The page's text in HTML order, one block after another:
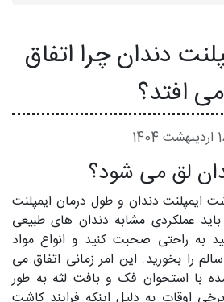
دندان چرا اتفاق
می افتد؟
لق می شود؟
ایمپلنت دندان و طول درمان ایمپلنت
عملکردی مشابه دندان های طبیعی
به راحتی صحبت کنید و انواع مواد
را بخورید. این امر زمانی اتفاق می
با استخوان فک و بافت لثه به طور